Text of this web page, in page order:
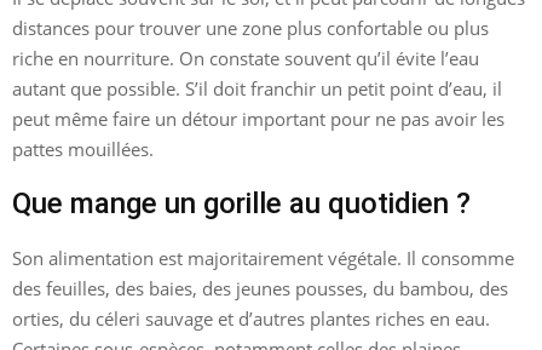
distances pour trouver une zone plus confortable ou plus
riche en nourriture. On constate souvent qu’il évite l’eau
autant que possible. S’il doit franchir un petit point d’eau, il
peut même faire un détour important pour ne pas avoir les
pattes mouillées.
Que mange un gorille au quotidien ?
Son alimentation est majoritairement végétale. Il consomme
des feuilles, des baies, des jeunes pousses, du bambou, des
orties, du céleri sauvage et d’autres plantes riches en eau.